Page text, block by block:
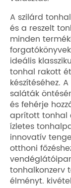
A szilárd
és a reszelt
minden
ideális
tonhal rakott
készítéséhez.
saláták
és fehérje
aprított tonhal
ízletes
innovatív
otthoni
tonhalkonzerv
élményt.